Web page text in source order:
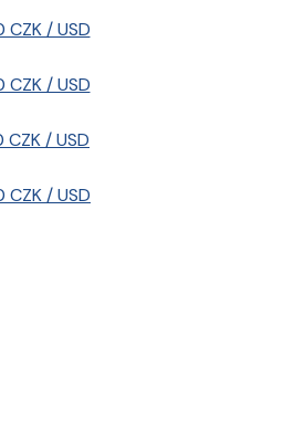
/ USD
/ USD
/ USD
/ USD